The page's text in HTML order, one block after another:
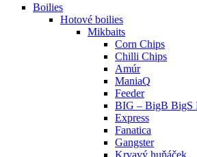
Boilies
Hotové boilies
Mikbaits
Corn Chips
Chilli Chips
Amúr
ManiaQ
Feeder
BIG – BigB BigS
Express
Fanatica
Gangster
Krvavý huňáček